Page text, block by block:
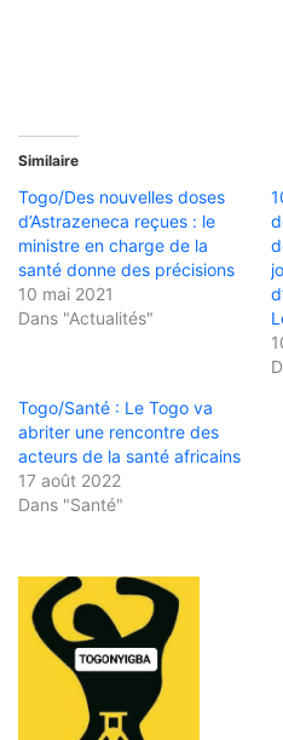
Similaire
Togo/Des nouvelles doses
d’Astrazeneca reçues : le
ministre en charge de la
santé donne des précisions
10 mai 2021
Dans "Actualités"
Togo/Santé : Le Togo va
abriter une rencontre des
acteurs de la santé africains
17 août 2022
Dans "Santé"